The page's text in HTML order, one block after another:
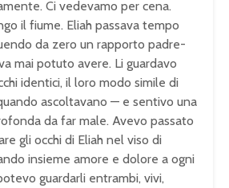
Ci vedevamo per cena.
il fiume. Eliah passava tempo
da zero un rapporto padre-
mai potuto avere. Li guardavo
identici, il loro modo simile di
ascoltavano — e sentivo una
da far male. Avevo passato
gli occhi di Eliah nel viso di
insieme amore e dolore a ogni
guardarli entrambi, vivi,